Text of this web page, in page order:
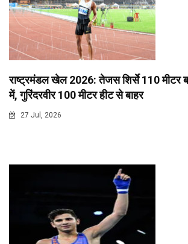
राष्ट्रमंडल खेल 2026: तेजस शिर्से 110 मीटर
में, गुरिंदरवीर 100 मीटर हीट से बाहर
27 Jul, 2026